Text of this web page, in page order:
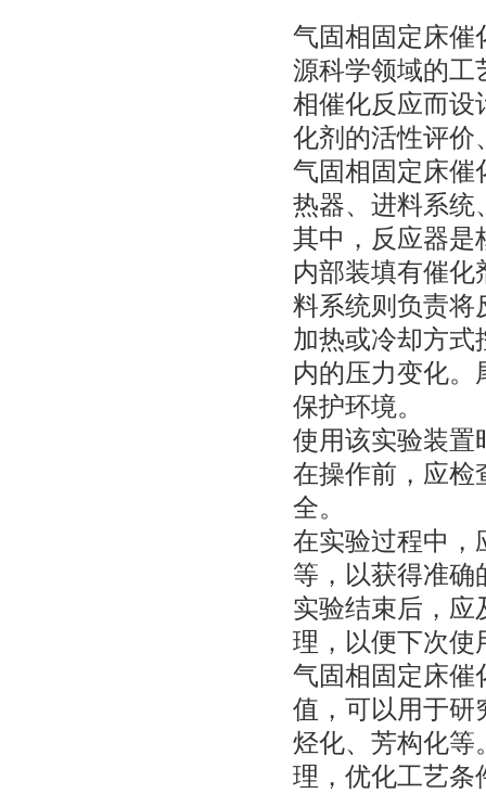
气固相固定床催
源科学领域的工
相催化反应而设
化剂的活性评价
气固相固定床催
热器、进料系统
其中，反应器是
内部装填有催
料系统则负责将
加热或冷却方式
内的压力变化
保护环境。
使用该实验装置
在操作前，应检
全。
在实验过程中，
等，以获得准确
实验结束后，应
理，以便下次使
气固相固定床催
值，可以用于研
烃化、芳构化等
理，优化工艺条